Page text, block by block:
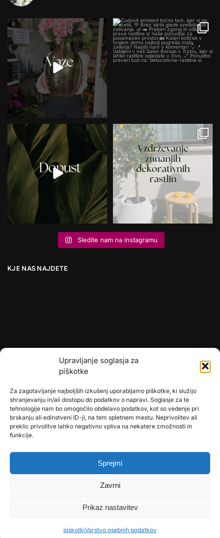
Upravljanje soglasja za
piškotke
Za zagotavljanje najboljših izkušenj uporabljamo piškotke, ki služijo
shranjevanju in/ali dostopu do podatkov o napravi. Soglasje za te
tehnologije nam bo omogočilo obdelavo podatkov, kot so vedenje pri
brskanju ali edinstveni ID-ji, na tem spletnem mestu. Neprivolitev ali
preklic privolitve lahko negativno vpliva na nekatere zmožnosti in
funkcije.
Sprejmi
Zavrni
Prikaz nastavitev
piskotkiVarstvo osebnih podatkov
Sledite nam na instagramu
KJE NAS NAJDETE
🎄umetne-jelke.si
🇩🇪
🇭🇷bonsai-dekor.hr